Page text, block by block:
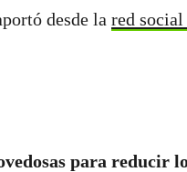
desde la red
para reducir